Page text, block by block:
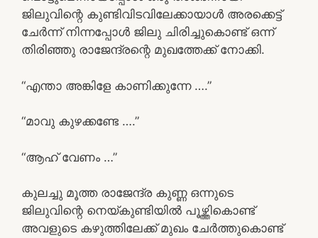
ജിലുവിന്റെ കുണ്ടിവിടവിലേക്കായാൾ അരക്കെട്ട്
ചേർന്ന് നിന്നപ്പോൾ ജിലു ചിരിച്ചുകൊണ്ട് ഒന്ന്
തിരിഞ്ഞു രാജേന്ദ്രന്റെ മുഖത്തേക്ക് നോക്കി.
“എന്താ അങ്കിളേ കാണിക്കുന്നേ ….”
“മാവു കുഴക്കണ്ടേ ….”
“ആഹ് വേണം …”
കുലച്ചു മൂത്ത രാജേന്ദ്ര കുണ്ണ ഒന്നുടെ
ജിലുവിന്റെ നെയ്കുണ്ടിയിൽ പൂഴ്ത്തികൊണ്ട്
അവളുടെ കഴുത്തിലേക്ക് മുഖം ചേർത്തുകൊണ്ട്